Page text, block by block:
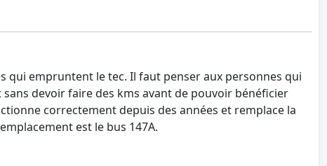
qui empruntent le tec. Il faut penser aux personnes qui
devoir faire des kms avant de pouvoir bénéficier
correctement depuis des années et remplace la
est le bus 147A.